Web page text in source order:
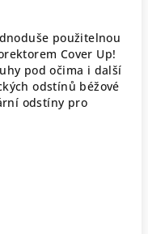
použitelnou
Cover Up!
pod očima i další
odstínů béžové
odstíny pro